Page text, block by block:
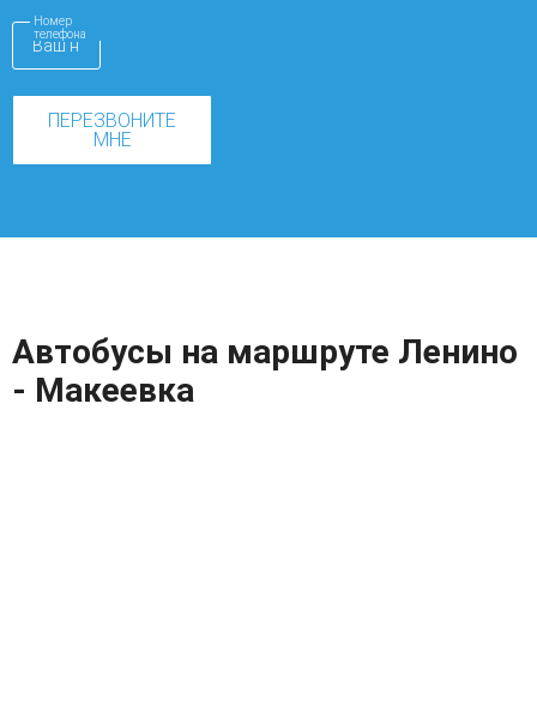
Номер
телефона
ПЕРЕЗВОНИТЕ
МНЕ
Автобусы на маршруте Ленино
- Макеевка